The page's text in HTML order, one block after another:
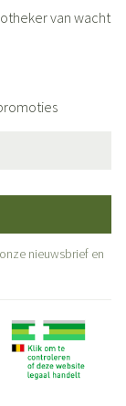
van wacht
nieuwsbrief en